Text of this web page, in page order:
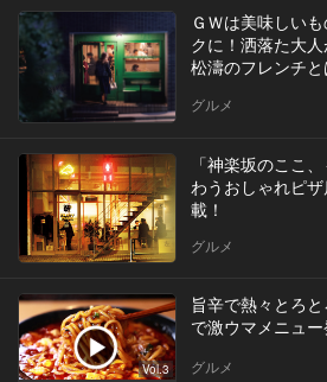
ＧＷは美味しい
クに！洒落た大
松濤のフレンチと
グルメ
「神楽坂のここ
わうおしゃれピ
載！
グルメ
Vol.3
旨辛で熱々とろ
で激ウマメニュー
グルメ